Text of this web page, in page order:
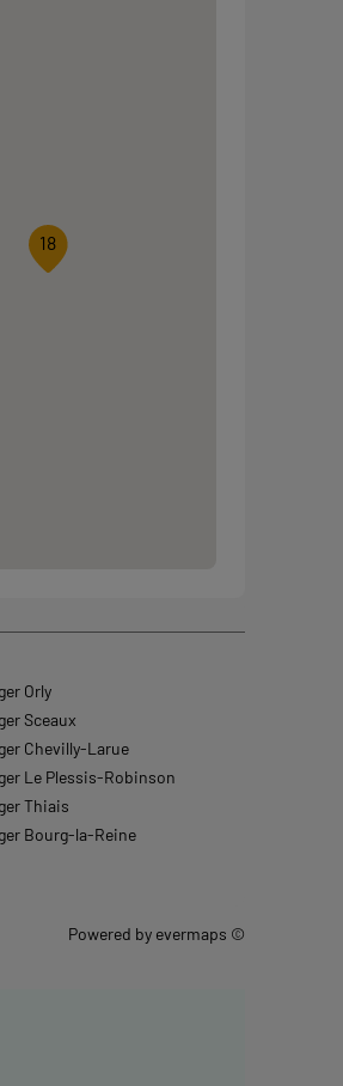
18
Orly
Sceaux
Chevilly-Larue
Le Plessis-Robinson
Thiais
Bourg-la-Reine
Powered by evermaps ©